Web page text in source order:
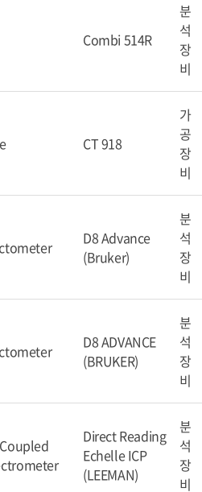
Combi 514R
분
석
장
비
CT 918
가
공
장
비
D8 Advance
(Bruker)
분
석
장
비
D8 ADVANCE
(BRUKER)
분
석
장
비
Direct Reading
Echelle ICP
(LEEMAN)
분
석
장
비